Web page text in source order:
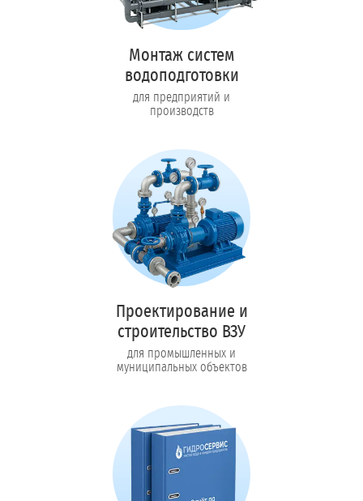
Монтаж систем
водоподготовки
для предприятий и
производств
Проектирование и
строительство ВЗУ
для промышленных и
муниципальных объектов